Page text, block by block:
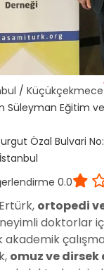
/ Küçükçekmece
Süleyman Eğitim
Özal Bulvari
0.0
ortopedi
doktorlar
akademik
omuz ve dirsek